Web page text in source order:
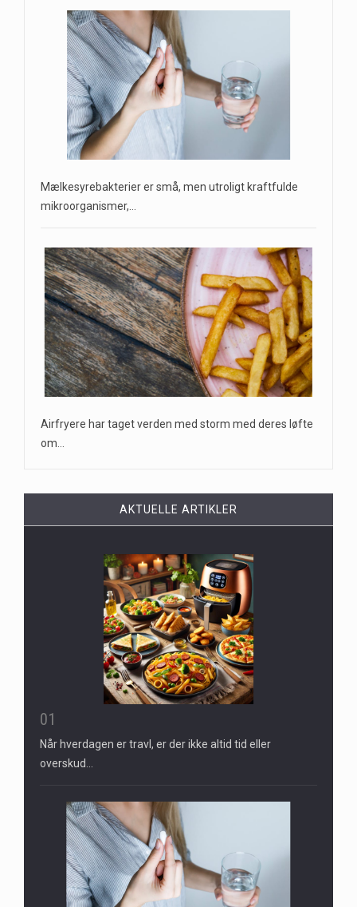
Mælkesyrebakterier er små, men utroligt kraftfulde
mikroorganismer,…
Airfryere har taget verden med storm med deres løfte
om…
AKTUELLE ARTIKLER
01
Når hverdagen er travl, er der ikke altid tid eller
overskud…